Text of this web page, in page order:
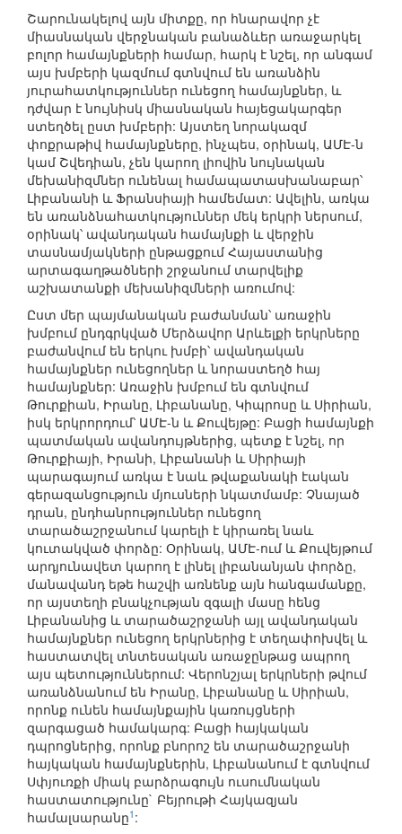
Շարունակելով այն միտքը, որ հնարավոր չէ
միասնական վերջնական բանաձևեր առաջարկել
բոլոր համայնքների համար, հարկ է նշել, որ անգամ
այս խմբերի կազմում գտնվում են առանձին
յուրահատկություններ ունեցող համայնքներ, և
դժվար է նույնիսկ միասնական հայեցակարգեր
ստեղծել ըստ խմբերի: Այստեղ նորակազմ
փոքրաթիվ համայնքները, ինչպես, օրինակ, ԱՄԷ-ն
կամ Շվեդիան, չեն կարող լիովին նույնական
մեխանիզմներ ունենալ համապատասխանաբար՝
Լիբանանի և Ֆրանսիայի համեմատ: Ավելին, առկա
են առանձնահատկություններ մեկ երկրի ներսում,
օրինակ՝ ավանդական համայնքի և վերջին
տասնամյակների ընթացքում Հայաստանից
արտագաղթածների շրջանում տարվելիք
աշխատանքի մեխանիզմների առումով:
Ըստ մեր պայմանական բաժանման՝ առաջին
խմբում ընդգրկված Մերձավոր Արևելքի երկրները
բաժանվում են երկու խմբի՝ ավանդական
համայնքներ ունեցողներ և նորաստեղծ հայ
համայնքներ: Առաջին խմբում են գտնվում
Թուրքիան, Իրանը, Լիբանանը, Կիպրոսը և Սիրիան,
իսկ երկրորդում՝ ԱՄԷ-ն և Քուվեյթը: Բացի համայնքի
պատմական ավանդույթներից, պետք է նշել, որ
Թուրքիայի, Իրանի, Լիբանանի և Սիրիայի
պարագայում առկա է նաև թվաքանակի էական
գերազանցություն մյուսների նկատմամբ: Չնայած
դրան, ընդհանրություններ ունեցող
տարածաշրջանում կարելի է կիրառել նաև
կուտակված փորձը: Օրինակ, ԱՄԷ-ում և Քուվեյթում
արդյունավետ կարող է լինել լիբանանյան փորձը,
մանավանդ եթե հաշվի առնենք այն հանգամանքը,
որ այստեղի բնակչության զգալի մասը հենց
Լիբանանից և տարածաշրջանի այլ ավանդական
համայնքներ ունեցող երկրներից է տեղափոխվել և
հաստատվել տնտեսական առաջընթաց ապրող
այս պետություններում: Վերոնշյալ երկրների թվում
առանձնանում են Իրանը, Լիբանանը և Սիրիան,
որոնք ունեն համայնքային կառույցների
զարգացած համակարգ: Բացի հայկական
դպրոցներից, որոնք բնորոշ են տարածաշրջանի
հայկական համայնքներին, Լիբանանում է գտնվում
Սփյուռքի միակ բարձրագույն ուսումնական
հաստատությունը` Բեյրութի Հայկազյան
համալսարանը1 :